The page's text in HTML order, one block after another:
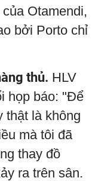
Otamendi,
bởi Porto chỉ
thủ. HLV
họp báo: "Để
thật là không
mà tôi đã
thay đồ
ra trên sân.